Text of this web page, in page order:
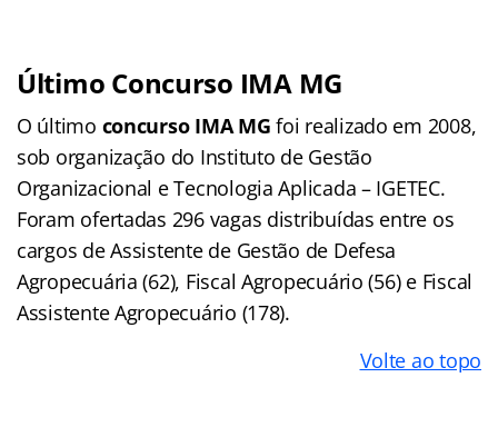
Último Concurso IMA MG
O último concurso IMA MG foi realizado em 2008,
sob organização do Instituto de Gestão
Organizacional e Tecnologia Aplicada – IGETEC.
Foram ofertadas 296 vagas distribuídas entre os
cargos de Assistente de Gestão de Defesa
Agropecuária (62), Fiscal Agropecuário (56) e Fiscal
Assistente Agropecuário (178).
Volte ao topo